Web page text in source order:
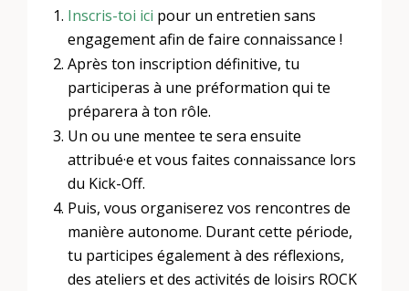
Inscris-toi ici pour un entretien sans
engagement afin de faire connaissance !
Après ton inscription définitive, tu
participeras à une préformation qui te
préparera à ton rôle.
Un ou une mentee te sera ensuite
attribué·e et vous faites connaissance lors
du Kick-Off.
Puis, vous organiserez vos rencontres de
manière autonome. Durant cette période,
tu participes également à des réflexions,
des ateliers et des activités de loisirs ROCK